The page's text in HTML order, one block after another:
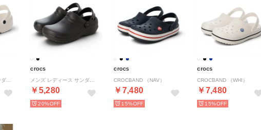
crocs
￥5,280
20%
crocs
CROCBAND （NAV）
￥7,480
15%
crocs
CROCBAND （WHI）
￥7,480
15%